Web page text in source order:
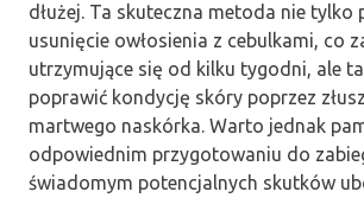
dłużej. Ta skuteczna metoda nie tylko
usunięcie owłosienia z cebulkami, co
utrzymujące się od kilku tygodni, ale
poprawić kondycję skóry poprzez
martwego naskórka. Warto jednak
odpowiednim przygotowaniu do
świadomym potencjalnych skutków